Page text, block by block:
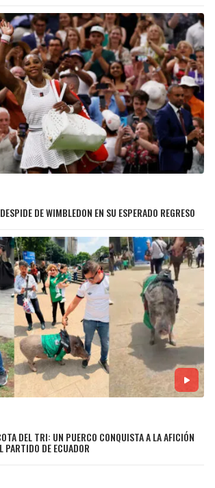
DE WIMBLEDON EN SU ESPERADO REGRESO
DEL TRI: UN PUERCO CONQUISTA A LA AFICIÓN
PARTIDO DE ECUADOR